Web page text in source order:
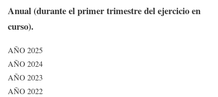
Anual (durante el primer trimestre del ejercicio en
curso).
AÑO 2025
AÑO 2024
AÑO 2023
AÑO 2022